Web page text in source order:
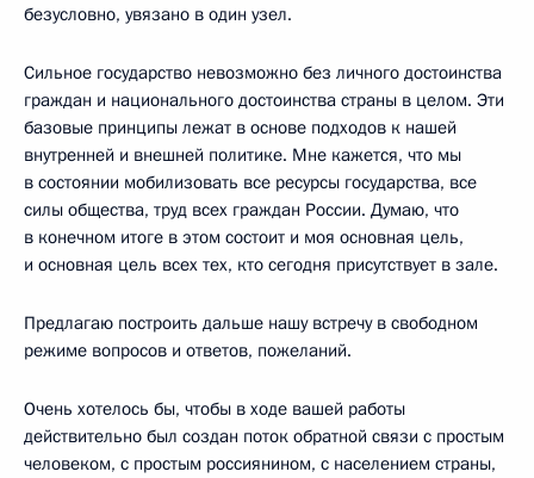
безусловно, увязано в один узел.
Сильное государство невозможно без личного достоинства
граждан и национального достоинства страны в целом. Эти
базовые принципы лежат в основе подходов к нашей
внутренней и внешней политике. Мне кажется, что мы
в состоянии мобилизовать все ресурсы государства, все
силы общества, труд всех граждан России. Думаю, что
в конечном итоге в этом состоит и моя основная цель,
и основная цель всех тех, кто сегодня присутствует в зале.
Предлагаю построить дальше нашу встречу в свободном
режиме вопросов и ответов, пожеланий.
Очень хотелось бы, чтобы в ходе вашей работы
действительно был создан поток обратной связи с простым
человеком, с простым россиянином, с населением страны,